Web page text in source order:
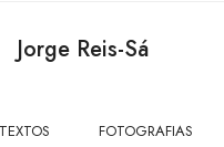
Jorge Reis-Sá
TEXTOS FOTOGRAFIAS